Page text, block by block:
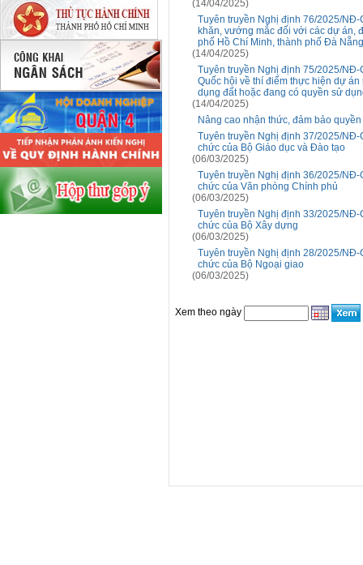
(14/04/2025)
Tuyên truyền Nghị định 76/2025/
khăn, vướng mắc đối với các dự án,
phố Hồ Chí Minh, thành phố Đà
(14/04/2025)
Tuyên truyền Nghị định 75/2025/
Quốc hội về thí điểm thực hiện dự
dụng đất hoặc đang có quyền sử
(14/04/2025)
Nâng cao nhận thức, đảm bảo
Tuyên truyền Nghị định 37/2025/
chức của Bộ Giáo dục và Đào tạo
(06/03/2025)
Tuyên truyền Nghị định 36/2025/
chức của Văn phòng Chính phủ
(06/03/2025)
Tuyên truyền Nghị định 33/2025/
chức của Bộ Xây dựng
(06/03/2025)
Tuyên truyền Nghị định 28/2025/
chức của Bộ Ngoại giao
(06/03/2025)
Xem theo ngày